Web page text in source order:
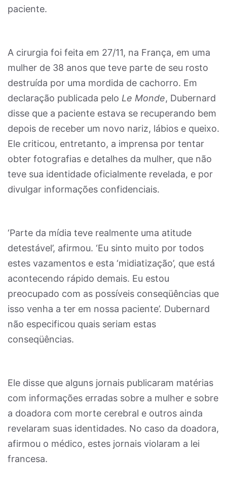
paciente.
A cirurgia foi feita em 27/11, na França, em uma
mulher de 38 anos que teve parte de seu rosto
destruída por uma mordida de cachorro. Em
declaração publicada pelo Le Monde, Dubernard
disse que a paciente estava se recuperando bem
depois de receber um novo nariz, lábios e queixo.
Ele criticou, entretanto, a imprensa por tentar
obter fotografias e detalhes da mulher, que não
teve sua identidade oficialmente revelada, e por
divulgar informações confidenciais.
‘Parte da mídia teve realmente uma atitude
detestável’, afirmou. ‘Eu sinto muito por todos
estes vazamentos e esta ‘midiatização’, que está
acontecendo rápido demais. Eu estou
preocupado com as possíveis conseqüências que
isso venha a ter em nossa paciente’. Dubernard
não especificou quais seriam estas
conseqüências.
Ele disse que alguns jornais publicaram matérias
com informações erradas sobre a mulher e sobre
a doadora com morte cerebral e outros ainda
revelaram suas identidades. No caso da doadora,
afirmou o médico, estes jornais violaram a lei
francesa.